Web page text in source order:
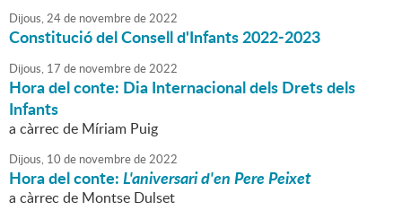
Dijous,24de novembrede2022
Constitució del Consell d'Infants 2022-2023
Dijous, 17 de novembrede2022
Hora del conte: Dia Internacional dels Drets dels
Infants
a càrrec de Míriam Puig
Dijous, 10 de novembrede2022
Hora del conte:L'aniversari d'en Pere Peixet
a càrrec de Montse Dulset